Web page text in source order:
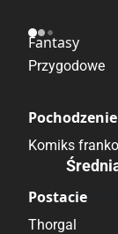
Fantasy
Przygodowe
Pochodzenie
Komiks
Postacie
Thorgal
Brak